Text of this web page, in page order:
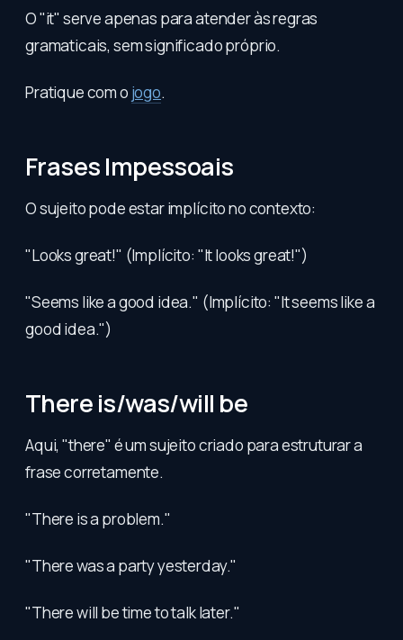
O "it" serve apenas para atender às regras
gramaticais, sem significado próprio.
Pratique com o jogo.
Frases Impessoais
O sujeito pode estar implícito no contexto:
"Looks great!" (Implícito: "It looks great!")
"Seems like a good idea." (Implícito: "It seems like a
good idea.")
There is/was/will be
Aqui, "there" é um sujeito criado para estruturar a
frase corretamente.
"There is a problem."
"There was a party yesterday."
"There will be time to talk later."